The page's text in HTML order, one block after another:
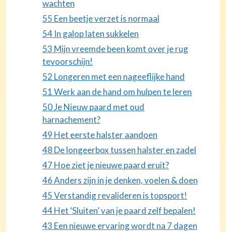
wachten
55 Een beetje verzet is normaal
54 In galop laten sukkelen
53 Mijn vreemde been komt over je rug
tevoorschijn!
52 Longeren met een nageeflijke hand
51 Werk aan de hand om hulpen te leren
50 Je Nieuw paard met oud
harnachement?
49 Het eerste halster aandoen
48 De longeerbox tussen halster en zadel
47 Hoe ziet je nieuwe paard eruit?
46 Anders zijn in je denken, voelen & doen
45 Verstandig revalideren is topsport!
44 Het ‘Sluiten’ van je paard zelf bepalen!
43 Een nieuwe ervaring wordt na 7 dagen